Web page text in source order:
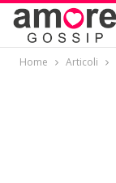
Home Articoli